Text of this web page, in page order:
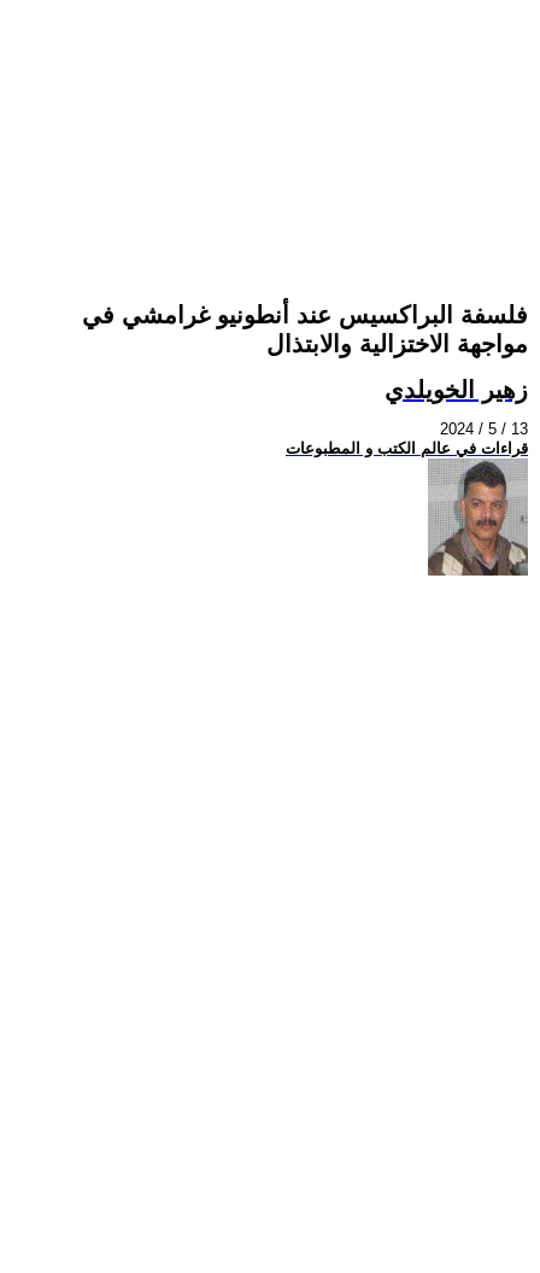
فلسفة البراكسيس عند أنطونيو غرامشي في
مواجهة الاختزالية والابتذال
زهير الخويلدي
2024 / 5 / 13
قراءات في عالم الكتب و المطبوعات